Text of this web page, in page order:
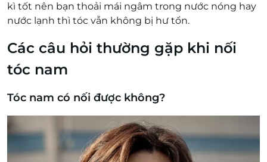
kì tốt nên bạn thoải mái ngâm trong nước nóng hay
nước lạnh thì tóc vẫn không bị hư tổn.
Các câu hỏi thường gặp khi nối
tóc nam
Tóc nam có nối được không?